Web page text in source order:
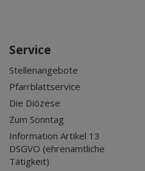
Service
Stellenangebote
Pfarrblattservice
Die Diözese
Zum Sonntag
Information Artikel 13
DSGVO (ehrenamtliche
Tätigkeit)